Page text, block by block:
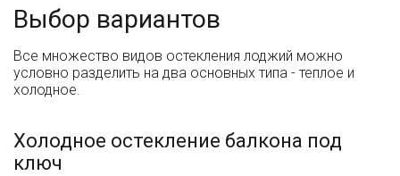
Выбор вариантов
Все множество видов остекления лоджий можно
условно разделить на два основных типа - теплое и
холодное.
Холодное остекление балкона под
ключ